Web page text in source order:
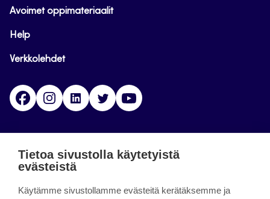
Avoimet oppimateriaalit
Help
Verkkolehdet
FacebookInstagramLinkedinTwitter
päättynyt 11.9.2023.
Tietoa sivustolla käytetyistä
evästeistä
Käytämme sivustollamme evästeitä kerätäksemme ja